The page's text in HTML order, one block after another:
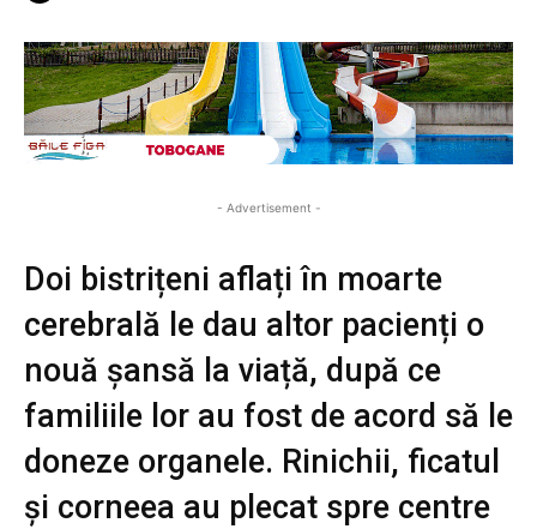
- Advertisement -
Doi bistrițeni aflați în moarte
cerebrală le dau altor pacienți o
nouă șansă la viață, după ce
familiile lor au fost de acord să le
doneze organele. Rinichii, ficatul
și corneea au plecat spre centre